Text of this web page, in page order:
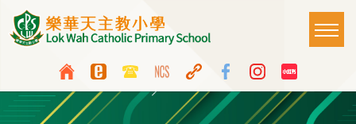
移至主內容
Top
Media
Icon
Language
switcher
Main